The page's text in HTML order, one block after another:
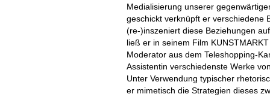
Medialisierung unserer
geschickt verknüpft er verschiedene
(re-)inszeniert diese Beziehungen
ließ er in seinem Film
Moderator aus dem Teleshopping-
Assistentin verschiedenste Werke
Unter Verwendung typischer
er mimetisch die Strategien dieses